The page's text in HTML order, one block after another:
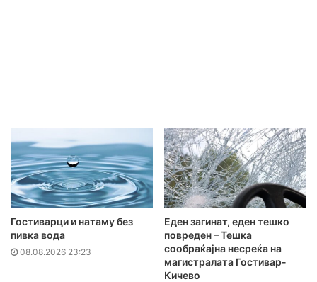
Гостиварци и натаму без
пивка вода
08.08.2026 23:23
Еден загинат, еден тешко
повреден – Тешка
сообраќајна несреќа на
магистралата Гостивар-
Кичево